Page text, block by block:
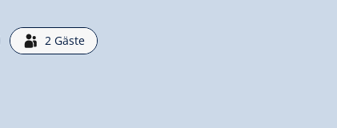
2 Gäste